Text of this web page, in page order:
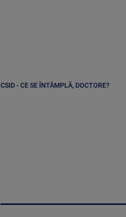
CSID - CE SE ÎNTÂMPLĂ, DOCTORE?